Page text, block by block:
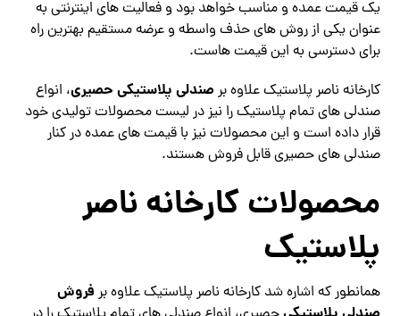
یک قیمت عمده و مناسب خواهد بود و فعالیت های اینترنتی به
عنوان یکی از روش های حذف واسطه و عرضه مستقیم بهترین راه
برای دسترسی به این قیمت هاست.
کارخانه ناصر پلاستیک علاوه بر صندلی پلاستیکی حصیری، انواع
صندلی های تمام پلاستیک را نیز در لیست محصولات تولیدی خود
قرار داده است و این محصولات نیز با قیمت های عمده در کنار
صندلی های حصیری قابل فروش هستند.
محصولات کارخانه ناصر
پلاستیک
همانطور که اشاره شد کارخانه ناصر پلاستیک علاوه بر فروش